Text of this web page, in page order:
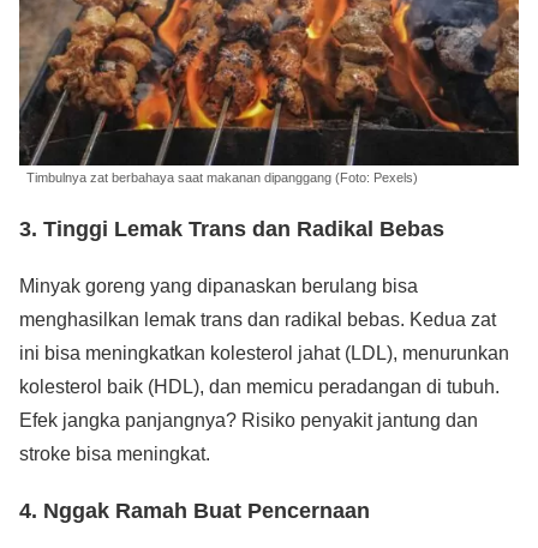
Timbulnya zat berbahaya saat makanan dipanggang (Foto: Pexels)
3. Tinggi Lemak Trans dan Radikal Bebas
Minyak goreng yang dipanaskan berulang bisa
menghasilkan lemak trans dan radikal bebas. Kedua zat
ini bisa meningkatkan kolesterol jahat (LDL), menurunkan
kolesterol baik (HDL), dan memicu peradangan di tubuh.
Efek jangka panjangnya? Risiko penyakit jantung dan
stroke bisa meningkat.
4. Nggak Ramah Buat Pencernaan